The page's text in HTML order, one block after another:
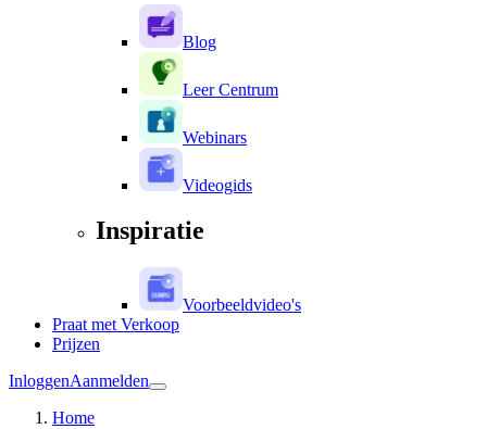
Blog
Leer Centrum
Webinars
Videogids
Inspiratie
Voorbeeldvideo's
Praat met Verkoop
Prijzen
InloggenAanmelden
Home